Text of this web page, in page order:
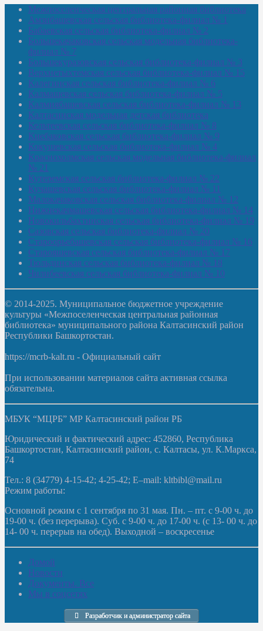
Межпоселенческая центральная районная библиотека
Амзибашевская сельская библиотека-филиал № 1
Бабаевская сельская библиотека-филиал № 2
Большекачаковская сельская модельная библиотека-
филиал № 7
Большекуразовская сельская библиотека-филиал № 3
Верхнетыхтемская сельская библиотека-филиал № 15
Калегинская сельская библиотека-филиал № 6
Калмашевская сельская библиотека-филиал № 5
Калмиябашевская сельская библиотека-филиал № 13
Калтасинская модельная детская библиотека
Кельтеевская сельская библиотека-филиал № 8
Киебаковская сельская библиотека-филиал № 9
Кокушевская сельская библиотека-филиал № 4
Краснохолмская сельская модельная библиотека-филиал
№ 21
Кутеремская сельская библиотека-филиал № 22
Кучашевская сельская библиотека-филиал № 11
Малокачаковская сельская библиотека-филиал № 12
Нижнекачмашевская сельская библиотека-филиал № 14
Новокильбахтинская сельская библиотека-филиал № 19
Сазовская сельская библиотека-филиал № 20
Староорьебашевская сельская библиотека-филиал № 16
Старояшевская сельская библиотека-филиал № 17
Тюльдинская сельская библиотека-филиал № 18
Чилибеевская сельская библиотека-филиал № 10
© 2014-2025. Муниципальное бюджетное учреждение
культуры «Межпоселенческая центральная районная
библиотека» муниципального района Калтасинский район
Республики Башкортостан.
https://mcrb-kalt.ru - Официальный сайт
При использовании материалов сайта активная ссылка
обязательна.
МБУК “МЦРБ” МР Калтасинский район РБ
Юридический и фактический адрес: 452860, Республика
Башкортостан, Калтасинский район, с. Калтасы, ул. К.Маркса,
74
Тел.: 8 (34779) 4-15-42; 4-25-42; E–mail: kltbibl@mail.ru
Режим работы:
Основной режим с 1 сентября по 31 мая. Пн. – пт. с 9-00 ч. до
19-00 ч. (без перерыва). Суб. с 9-00 ч. до 17-00 ч. (с 13- 00 ч. до
14- 00 ч. перерыв на обед). Выходной – воскресенье
Домой
Новости
Документы. Все
Мы в соцсетях
Разработчик и администратор сайта